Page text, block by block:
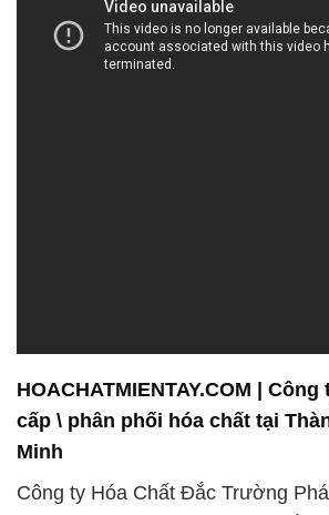
HOACHATMIENTAY.COM |
cấp \ phân phối hóa chất tại
Minh
Công ty Hóa Chất Đắc Trường